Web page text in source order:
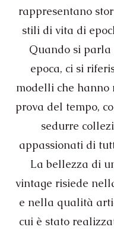
rappresentano
stili di vita di
Quando si
epoca, ci si
modelli che hanno
prova del tempo,
sedurre
appassionati di
La bellezza di
vintage risiede
e nella qualità
cui è stato